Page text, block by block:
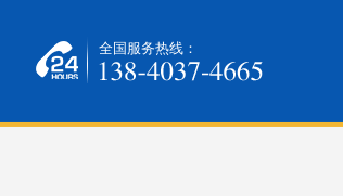
全国服务热线：